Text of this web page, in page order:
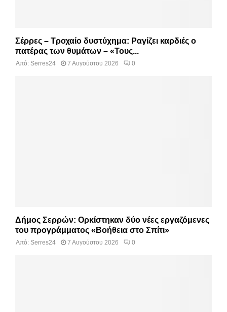
Σέρρες – Τροχαίο δυστύχημα: Ραγίζει καρδιές ο
πατέρας των θυμάτων – «Τους...
Από: Serres24 7 Αυγούστου 2026 0
Δήμος Σερρών: Ορκίστηκαν δύο νέες εργαζόμενες
του προγράμματος «Βοήθεια στο Σπίτι»
Από: Serres24 7 Αυγούστου 2026 0